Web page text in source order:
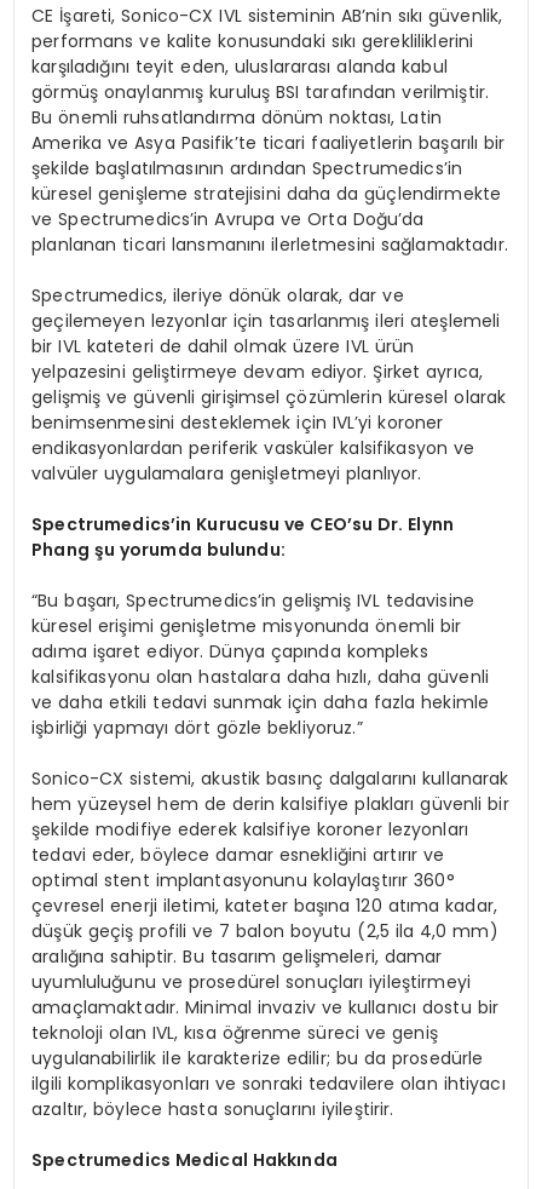
CE İşareti, Sonico-CX IVL sisteminin AB’nin sıkı güvenlik,
performans ve kalite konusundaki sıkı gerekliliklerini
karşıladığını teyit eden, uluslararası alanda kabul
görmüş onaylanmış kuruluş BSI tarafından verilmiştir.
Bu önemli ruhsatlandırma dönüm noktası, Latin
Amerika ve Asya Pasifik’te ticari faaliyetlerin başarılı bir
şekilde başlatılmasının ardından Spectrumedics’in
küresel genişleme stratejisini daha da güçlendirmekte
ve Spectrumedics’in Avrupa ve Orta Doğu’da
planlanan ticari lansmanını ilerletmesini sağlamaktadır.
Spectrumedics, ileriye dönük olarak, dar ve
geçilemeyen lezyonlar için tasarlanmış ileri ateşlemeli
bir IVL kateteri de dahil olmak üzere IVL ürün
yelpazesini geliştirmeye devam ediyor. Şirket ayrıca,
gelişmiş ve güvenli girişimsel çözümlerin küresel olarak
benimsenmesini desteklemek için IVL’yi koroner
endikasyonlardan periferik vasküler kalsifikasyon ve
valvüler uygulamalara genişletmeyi planlıyor.
Spectrumedics’in Kurucusu ve CEO’su Dr. Elynn
Phang şu yorumda bulundu:
“Bu başarı, Spectrumedics’in gelişmiş IVL tedavisine
küresel erişimi genişletme misyonunda önemli bir
adıma işaret ediyor. Dünya çapında kompleks
kalsifikasyonu olan hastalara daha hızlı, daha güvenli
ve daha etkili tedavi sunmak için daha fazla hekimle
işbirliği yapmayı dört gözle bekliyoruz.”
Sonico-CX sistemi, akustik basınç dalgalarını kullanarak
hem yüzeysel hem de derin kalsifiye plakları güvenli bir
şekilde modifiye ederek kalsifiye koroner lezyonları
tedavi eder, böylece damar esnekliğini artırır ve
optimal stent implantasyonunu kolaylaştırır 360°
çevresel enerji iletimi, kateter başına 120 atıma kadar,
düşük geçiş profili ve 7 balon boyutu (2,5 ila 4,0 mm)
aralığına sahiptir. Bu tasarım gelişmeleri, damar
uyumluluğunu ve prosedürel sonuçları iyileştirmeyi
amaçlamaktadır. Minimal invaziv ve kullanıcı dostu bir
teknoloji olan IVL, kısa öğrenme süreci ve geniş
uygulanabilirlik ile karakterize edilir; bu da prosedürle
ilgili komplikasyonları ve sonraki tedavilere olan ihtiyacı
azaltır, böylece hasta sonuçlarını iyileştirir.
Spectrumedics Medical Hakkında